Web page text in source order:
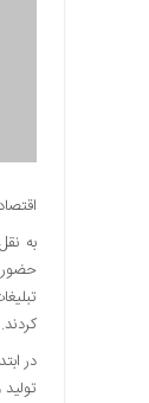
اقتصادزمانه : ۱۵۰ نفر از دانش‌آموزان نخبه استان
حضور
کردند.
در